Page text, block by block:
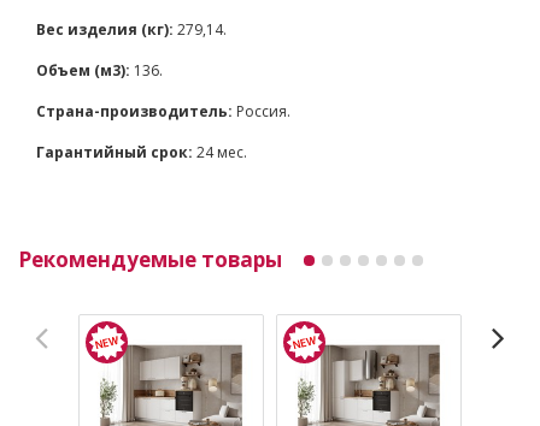
Вес изделия (кг): 279,14.
Объем (м3): 136.
Страна-производитель: Россия.
Гарантийный срок: 24 мес.
Рекомендуемые товары